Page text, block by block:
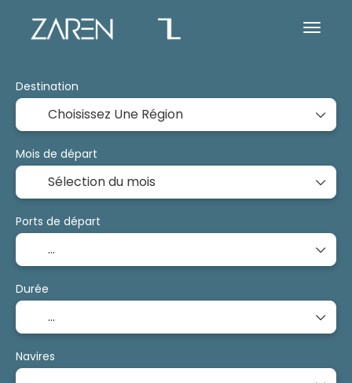
Destination
Mois de départ
Ports de départ
Durée
Navires